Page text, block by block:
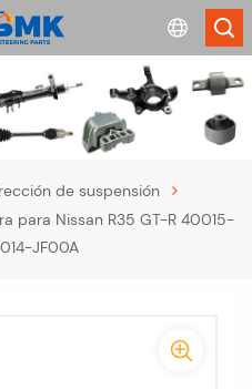
English
français
de suspensión
para Nissan R35 GT-R 40015-
JF00A